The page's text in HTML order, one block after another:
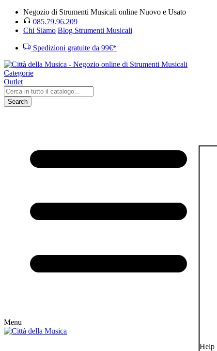
Negozio di Strumenti Musicali online Nuovo e Usato
085.79.96.209
Chi Siamo Blog Strumenti Musicali
Spedizioni gratuite da 99€*
Categorie
Outlet
Search
Menu
Help